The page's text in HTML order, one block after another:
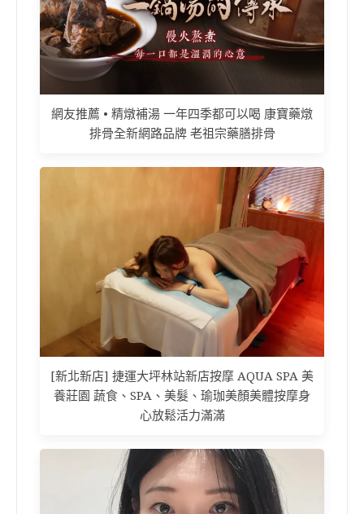
網友推薦 • 精燉補湯 一年四季都可以喝 康寶藥燉
排骨全新網路品牌 老祖宗藥膳排骨
[新北新店] 捷運大坪林站新店按摩 AQUA SPA 美
養莊園 蔬食、SPA、美髮、瑜珈美顏美體按摩身
心放鬆活力滿滿